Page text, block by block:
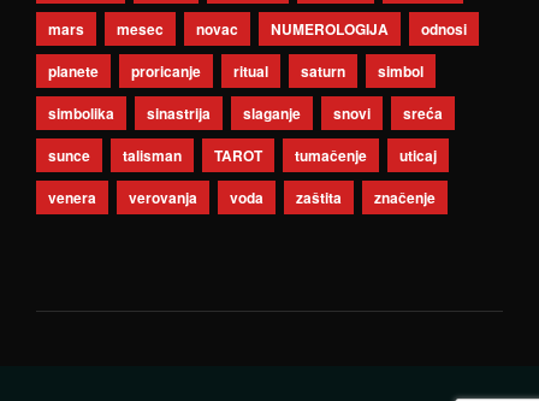
mars
mesec novac NUMEROLOGIJA
odnosi
planete
proricanje ritual saturn
simbol
simbolika
sinastrija slaganje snovi
sreća
sunce
talisman TAROT tumačenje
uticaj
venera
verovanja voda zaštita značenje